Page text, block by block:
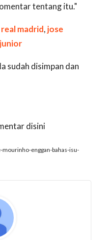
tentang itu."
real madrid, jose
sudah disimpan dan
disini
enggan-bahas-isu-